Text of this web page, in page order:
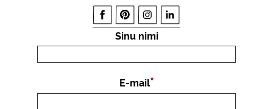
Sinu nimi
E-mail